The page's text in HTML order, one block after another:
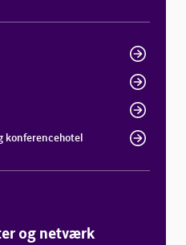
konferencehotel
og netværk